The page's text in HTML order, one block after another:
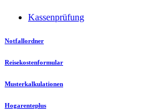
Kassenprüfung
Notfallordner
Reisekostenformular
Musterkalkulationen
Hogarenteplus